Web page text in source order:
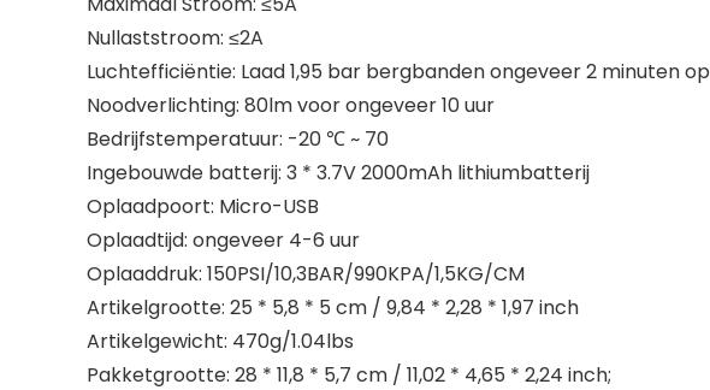
Nullaststroom: ≤2A
Luchtefficiëntie: Laad 1,95 bar bergbanden ongeveer 2 minuten op
Noodverlichting: 80lm voor ongeveer 10 uur
Bedrijfstemperatuur: -20 ℃ ~ 70
Ingebouwde batterij: 3 * 3.7V 2000mAh lithiumbatterij
Oplaadpoort: Micro-USB
Oplaadtijd: ongeveer 4-6 uur
Oplaaddruk: 150PSI/10,3BAR/990KPA/1,5KG/CM
Artikelgrootte: 25 * 5,8 * 5 cm / 9,84 * 2,28 * 1,97 inch
Artikelgewicht: 470g/1.04lbs
Pakketgrootte: 28 * 11,8 * 5,7 cm / 11,02 * 4,65 * 2,24 inch;